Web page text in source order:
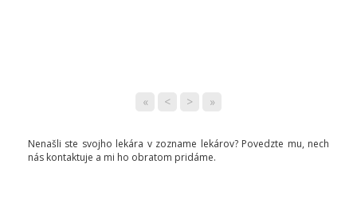
« < > »
Nenašli ste svojho lekára v zozname lekárov? Povedzte mu, nech
nás kontaktuje a mi ho obratom pridáme.